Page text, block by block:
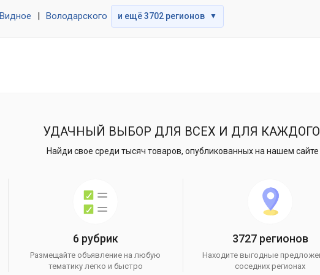
Видное Володарского и ещё 3702 регионов ▼
УДАЧНЫЙ ВЫБОР ДЛЯ ВСЕХ И ДЛЯ
Найди свое среди тысяч товаров, опубликованных на нашем сайте
6 рубрик
Размещайте объявление на любую
тематику легко и быстро
3727 регионов
Находите выгодные
соседних регионах